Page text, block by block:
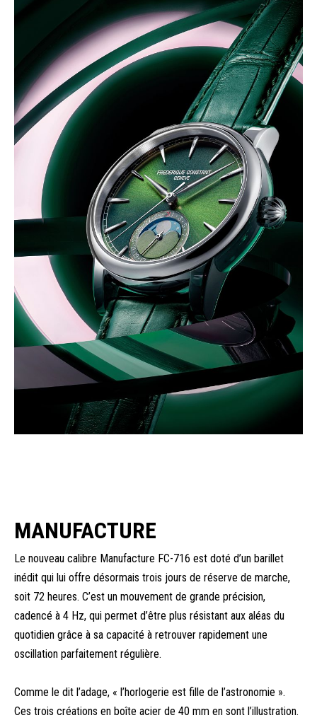
MANUFACTURE
Le nouveau calibre Manufacture FC-716 est doté d’un barillet
inédit qui lui offre désormais trois jours de réserve de marche,
soit 72 heures. C’est un mouvement de grande précision,
cadencé à 4 Hz, qui permet d’être plus résistant aux aléas du
quotidien grâce à sa capacité à retrouver rapidement une
oscillation parfaitement régulière.
Comme le dit l’adage, « l’horlogerie est fille de l’astronomie ».
Ces trois créations en boîte acier de 40 mm en sont l’illustration.